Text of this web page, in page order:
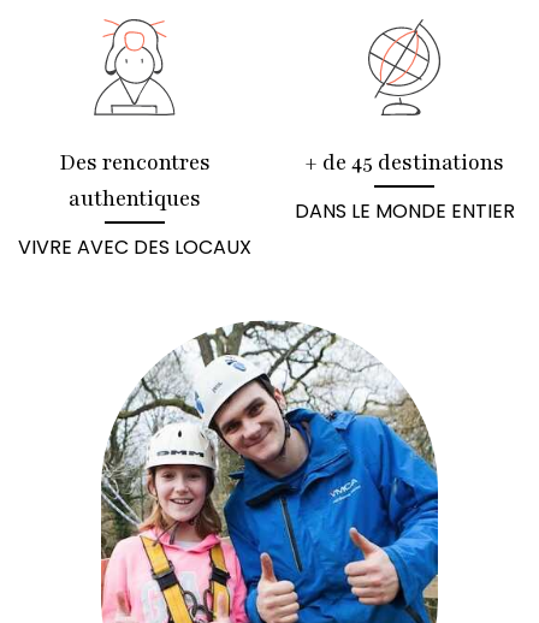
Des rencontres
authentiques
VIVRE AVEC DES LOCAUX
+ de 45 destinations
DANS LE MONDE ENTIER